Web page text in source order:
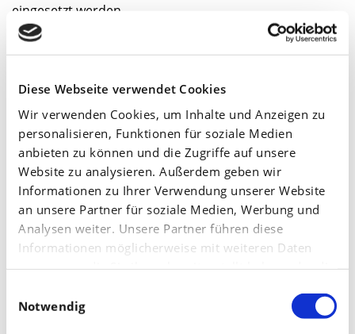
Diese Webseite verwendet Cookies
Wir verwenden Cookies, um Inhalte und Anzeigen zu
personalisieren, Funktionen für soziale Medien
anbieten zu können und die Zugriffe auf unsere
Website zu analysieren. Außerdem geben wir
Informationen zu Ihrer Verwendung unserer Website
an unsere Partner für soziale Medien, Werbung und
Analysen weiter. Unsere Partner führen diese
Informationen möglicherweise mit weiteren Daten
zusammen, die Sie ihnen bereitgestellt haben oder die
haben.
Notwendig
eingesetzt werden.
Eine verbesserte Qualität kann bei Weihnachtsbäumen
Magnesiumversorgung erfolgen, hierfür gibt es
Spezialdünger.
Eine Düngung ist über die gesamte Kulturperiode (Mai
– Mitte September) möglich.
Die Aufnahme der Nährstoffe über die Nadeln nimmt
zum Ende der Kulturperiode ab. Ab dem Zeitpunkt, ab
dem eine Glyphosat-Behandlung „über Kopf“ möglich
aufgenommen.